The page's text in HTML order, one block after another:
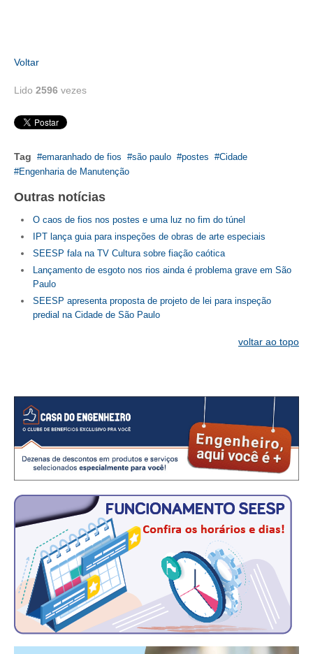
LEI 6.496/1977 – ART
RES 1.002/2002 – CÓDIGO DE ÉTICA
HOMOLOGAÇÕES
FIQUE POR DENTRO
OPORTUNIDADES
APRESENTAÇÃO
EMPREGO E ESTÁGIO
CARREIRA
AUTÔNOMOS E SERVIÇOS
CONTATO
CURSOS
ENGENHEIRO EMPREENDEDOR
PLATAFORMAS GRATUITAS
BENEFÍCIOS
APOSENTADORIA
CONVÊNIOS
PLANO DE SAÚDE
Voltar
Lido 2596 vezes
Tag emaranhado de fios são paulo postes
Cidade
Engenharia de Manutenção
Outras notícias
O caos de fios nos postes e uma luz no fim do túnel
IPT lança guia para inspeções de obras de arte especiais
SEESP fala na TV Cultura sobre fiação caótica
Lançamento de esgoto nos rios ainda é problema grave em São
Paulo
SEESP apresenta proposta de projeto de lei para inspeção
predial na Cidade de São Paulo
voltar ao topo